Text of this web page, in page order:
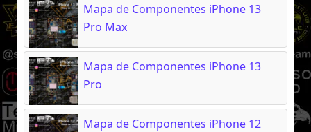
Mapa de Componentes iPhone 13
Pro Max
Mapa de Componentes iPhone 13
Pro
Mapa de Componentes iPhone 12